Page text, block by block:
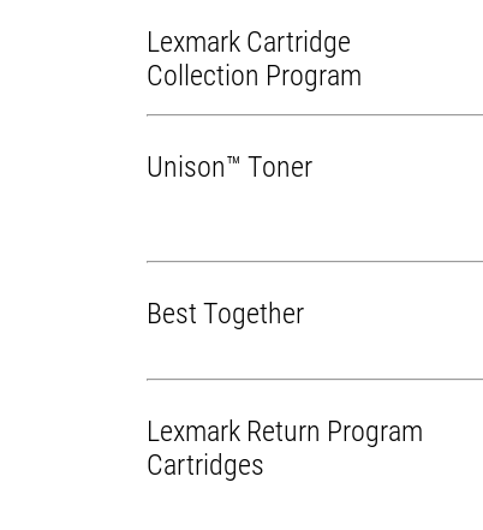
Lexmark Cartridge
Collection Program
Unison™ Toner
Best Together
Lexmark Return Program
Cartridges